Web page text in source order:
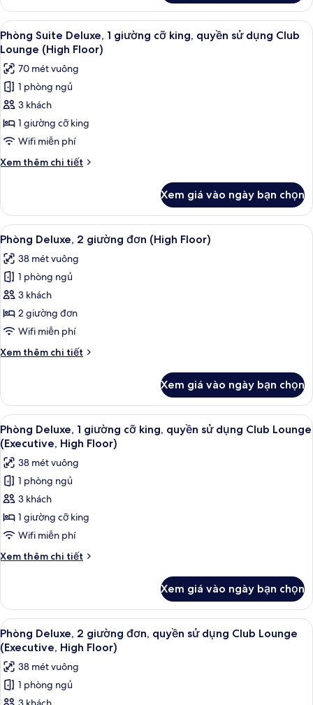
thành
phố
Phòng
Deluxe,
1
giường
king,
quang
cảnh
thành
phố
Xem
tất
cả
ảnh
Phòng
Suite
Deluxe,
1
giường
cỡ
quyền
sử
dụng
Club
Lounge
(High
Floor)
Minibar, két bảo mật tại phòng, bàn
5
Phòng Suite Deluxe, 1 giường cỡ king, quyền sử dụng Club
Lounge (High Floor)
70 mét vuông
1 phòng ngủ
3 khách
1 giường cỡ king
Wifi miễn phí
Xem thêm chi tiết
Chi
Phòng
Suite
Deluxe,
giường
cỡ
quyền
sử
dụng
Club
Lounge
Xem giá vào ngày bạn chọn
Xem
tất
cả
ảnh
Phòng
Deluxe,
2
đơn
Minibar, két bảo mật tại phòng, bàn
5
Phòng Deluxe, 2 giường đơn (High Floor)
38 mét vuông
1 phòng ngủ
3 khách
2 giường đơn
Wifi miễn phí
Xem thêm chi tiết
Chi
Phòng
Deluxe,
2
giường
đơn
(High
Floor)
Xem giá vào ngày bạn chọn
Xem
tất
cả
ảnh
Phòng
Deluxe,
1
giường
cỡ
king,
sử
dụng
Club
Lounge
(Executive,
High
Floor)
Phòng Deluxe, 1 giường cỡ king,
8
Phòng Deluxe, 1 giường cỡ king, quyền sử dụng Club Lounge
(Executive, High Floor)
38 mét vuông
1 phòng ngủ
3 khách
1 giường cỡ king
Wifi miễn phí
Xem thêm chi tiết
Chi
Phòng
Deluxe,
1
giường
cỡ
king,
quyền
sử
Xem giá vào ngày bạn chọn
Xem
tất
cả
ảnh
Phòng
Minibar, két bảo mật tại phòng, bàn
6
Phòng Deluxe, 2 giường đơn, quyền sử dụng Club Lounge
(Executive, High Floor)
38 mét vuông
1 phòng ngủ